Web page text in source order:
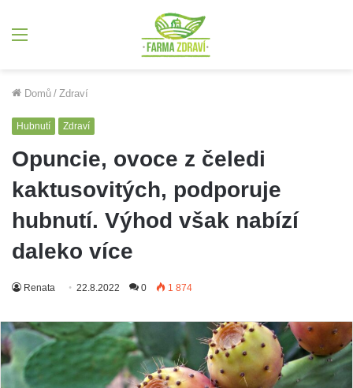
Domů / Zdraví
Hubnutí Zdraví
Opuncie, ovoce z čeledi
kaktusovitých, podporuje
hubnutí. Výhod však nabízí
daleko více
Renata 22.8.2022 0 1 874